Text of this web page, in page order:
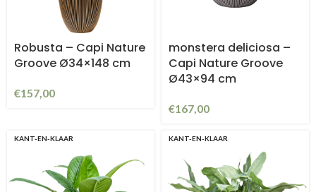
Robusta – Capi Nature
Groove Ø34×148 cm
€157,00
monstera deliciosa –
Capi Nature Groove
Ø43×94 cm
€167,00
KANT-EN-KLAAR KANT-EN-KLAAR